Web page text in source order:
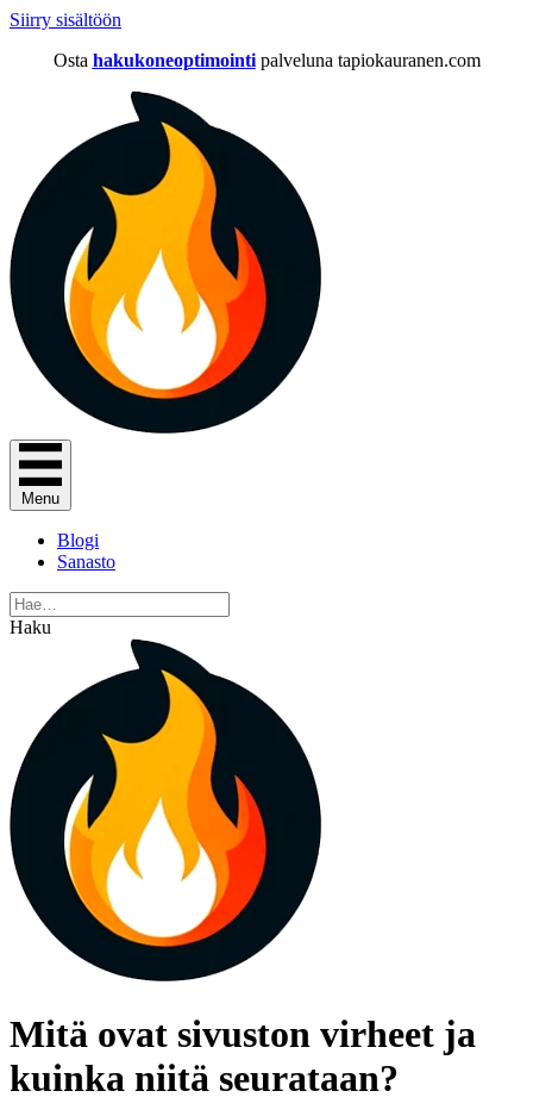
Siirry sisältöön
Osta hakukoneoptimointi palveluna tapiokauranen.com
Menu
Blogi
Sanasto
Haku
Mitä ovat sivuston virheet ja
kuinka niitä seurataan?